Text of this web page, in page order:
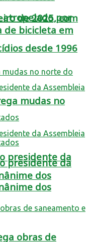
de 2025, com
desde 1996
presidente da
dos
atropelado por
de bicicleta em
mudas no
presidente da
dos
obras de